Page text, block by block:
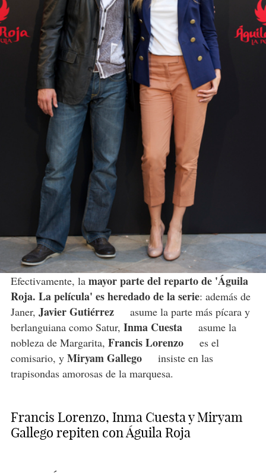
Efectivamente, la mayor parte del reparto de 'Águila
Roja. La película' es heredado de la serie: además de
Janer, Javier Gutiérrez
asume la parte más pícara y
berlanguiana como Satur, Inma Cuesta
asume la
nobleza de Margarita, Francis Lorenzo
es el
comisario, y Miryam Gallego
insiste en las
trapisondas amorosas de la marquesa.
Francis Lorenzo, Inma Cuesta y Miryam
Gallego repiten con Águila Roja